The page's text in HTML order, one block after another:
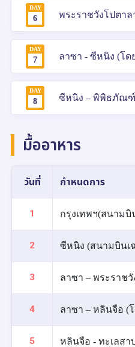
DAY
6 พระราชวังโปตาล
DAY
7 ลาซา - ซีหนิง (โด
DAY
8 ซีหนิง – พิพิธภัณฑ์ชิ
มื้ออาหาร
วันที่ กำหนดการ
1 กรุงเทพฯ(สนามบิ
2 ซีหนิง (สนามบินเ
3 ลาซา – พระราช
4 ลาซา – หลินจือ (
5 หลินจือ - ทะเลสา